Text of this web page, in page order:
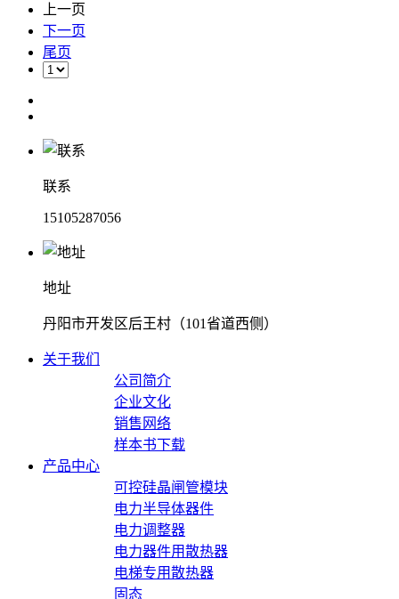
上一页
下一页
尾页
联系
15105287056
地址
丹阳市开发区后王村（101省道西侧）
关于我们
公司简介
企业文化
销售网络
样本书下载
产品中心
可控硅晶闸管模块
电力半导体器件
电力调整器
电力器件用散热器
电梯专用散热器
固态